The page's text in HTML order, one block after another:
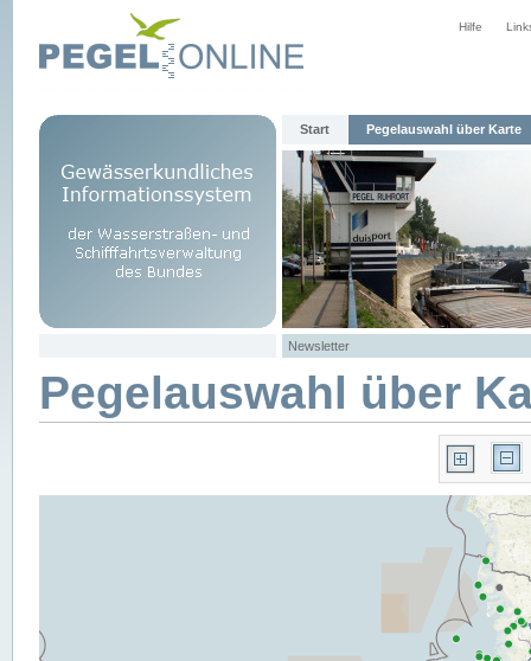
Hilfe
Start Pegelauswahl über Karte
Newsletter
Pegelauswahl über